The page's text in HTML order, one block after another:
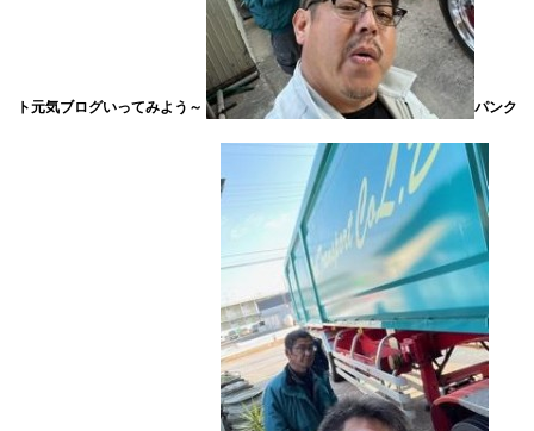
ト元気ブログいってみよう～ パンク